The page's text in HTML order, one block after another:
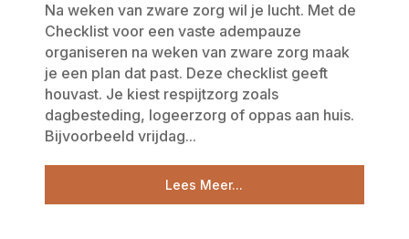
Na weken van zware zorg wil je lucht. Met de
Checklist voor een vaste adempauze
organiseren na weken van zware zorg maak
je een plan dat past. Deze checklist geeft
houvast. Je kiest respijtzorg zoals
dagbesteding, logeerzorg of oppas aan huis.
Bijvoorbeeld vrijdag...
Lees Meer...